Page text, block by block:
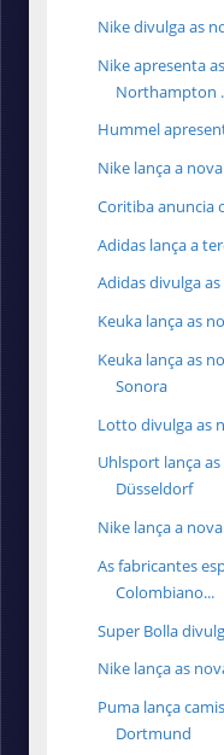
Nike divulga as
Nike apresenta
Northampton
Hummel
Nike lança a
Coritiba anuncia
Adidas lança a
Adidas divulga
Keuka lança as
Keuka lança as
Sonora
Lotto divulga as
Uhlsport lança
Düsseldorf
Nike lança a
As fabricantes
Colombiano...
Super Bolla
Nike lança as
Puma lança
Dortmund